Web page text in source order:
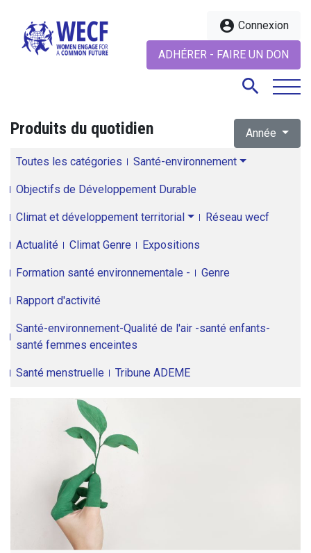
account_circle Connexion
ADHÉRER - FAIRE UN DON
search
Produits du quotidien Année
Toutes les catégories Santé-environnement
Objectifs de Développement Durable
Climat et développement territorial Réseau wecf
Actualité Climat Genre Expositions
Formation santé environnementale - Genre
Rapport d'activité
Santé-environnement-Qualité de l'air -santé enfants-
santé femmes enceintes
Santé menstruelle Tribune ADEME